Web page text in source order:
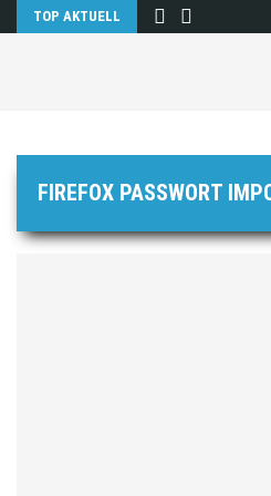
TOP AKTUELL
FIREFOX PASSWORT